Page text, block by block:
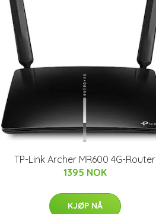
TP-Link Archer MR600 4G-Router
1395 NOK
KJØP NÅ